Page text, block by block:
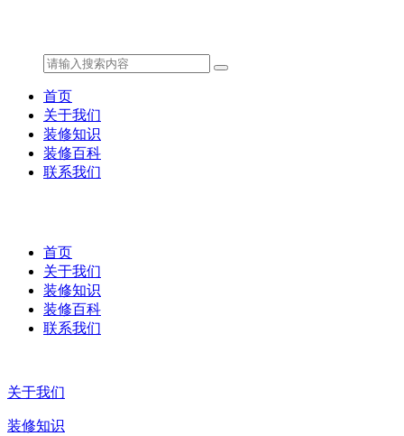
首页
关于我们
装修知识
装修百科
联系我们
首页
关于我们
装修知识
装修百科
联系我们
关于我们
装修知识